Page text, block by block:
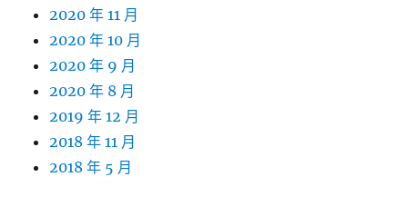
2020 年 11 月
2020 年 10 月
2020 年 9 月
2020 年 8 月
2019 年 12 月
2018 年 11 月
2018 年 5 月